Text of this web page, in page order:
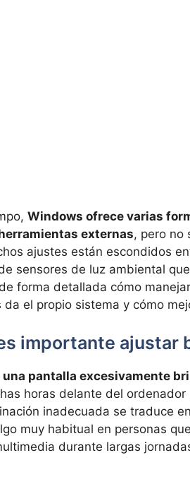
Windows ofrece varias
externas, pero no
ajustes están escondidos
sensores de luz ambiental
forma detallada cómo
da el propio sistema y cómo
importante ajustar
una pantalla excesivamente
horas delante del
inadecuada se traduce
muy habitual en personas
durante largas